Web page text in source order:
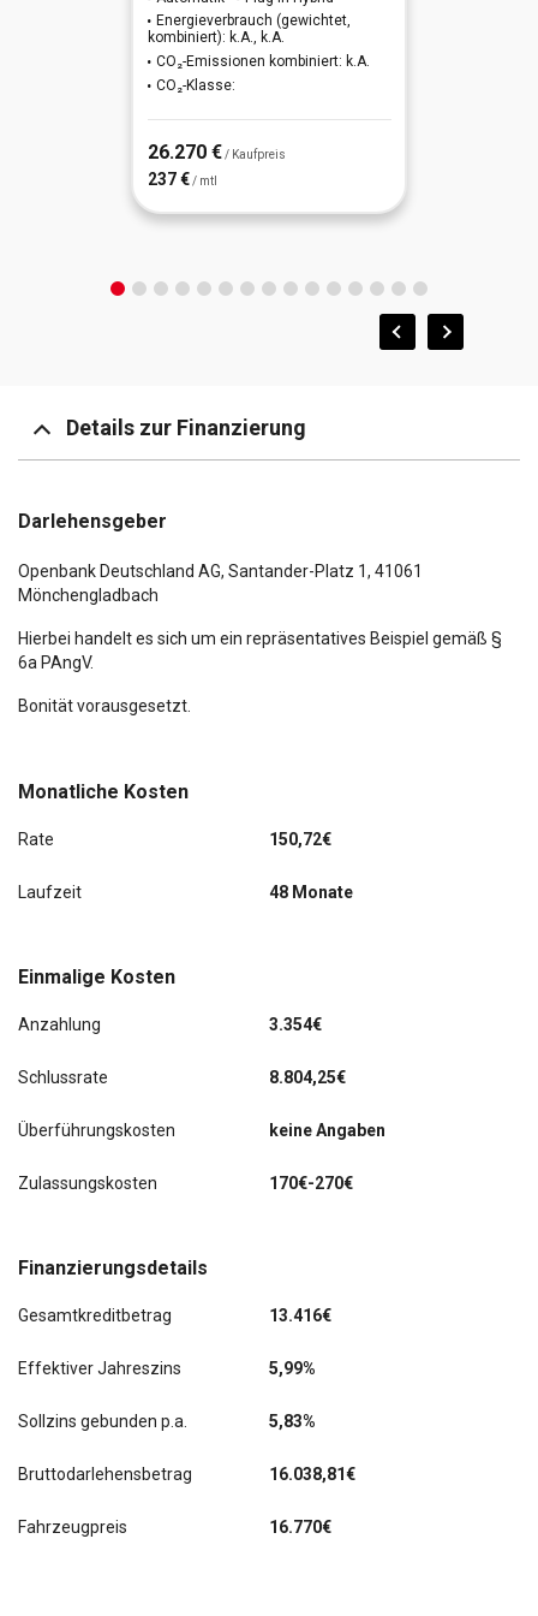
Energieverbrauch (gewichtet,
kombiniert): k.A., k.A.
CO₂-Emissionen kombiniert: k.A.
CO₂-Klasse:
26.270 € / Kaufpreis
237 € / mtl
Details zur Finanzierung
Monatliche Kosten
Rate 150,72€
Laufzeit 48 Monate
Einmalige Kosten
Anzahlung 3.354€
Schlussrate 8.804,25€
Überführungskosten keine Angaben
Zulassungskosten 170€-270€
Finanzierungsdetails
Gesamtkreditbetrag 13.416€
Effektiver Jahreszins 5,99%
Sollzins gebunden p.a. 5,83%
Bruttodarlehensbetrag 16.038,81€
Fahrzeugpreis 16.770€
Darlehensgeber
Openbank Deutschland AG, Santander-Platz 1, 41061
Mönchengladbach
Hierbei handelt es sich um ein repräsentatives Beispiel gemäß §
6a PAngV.
Bonität vorausgesetzt.